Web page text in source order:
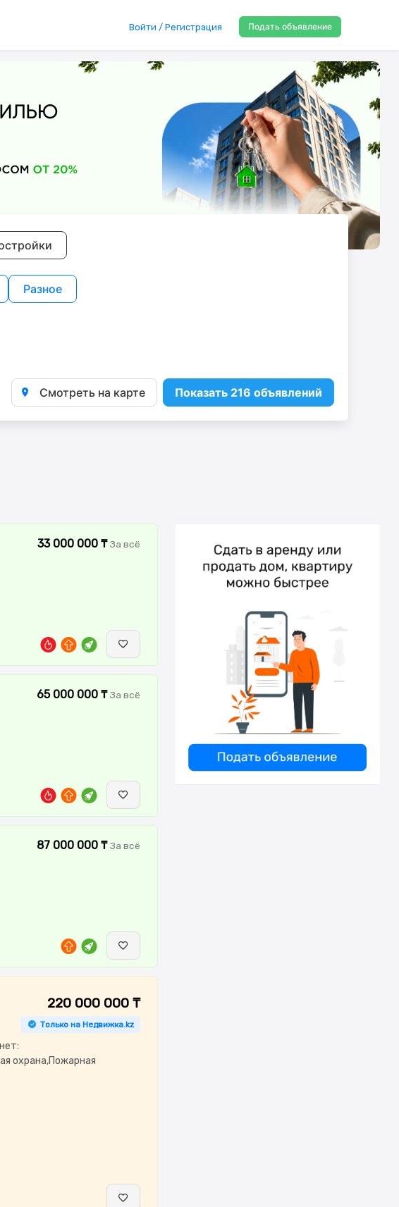
Войти / Регистрация Подать объявление
Разное
Смотреть на карте Показать 216 объявлений
33 000 000 ₸ За всё
65 000 000 ₸ За всё
87 000 000 ₸ За всё
220 000 000 ₸
Только на Недвижка.kz
охрана,Пожарная